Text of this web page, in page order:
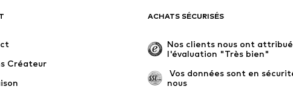
Créateur
ACHATS SÉCURISÉS
Nos clients nous ont attribué
l'évaluation "Très bien"
nous